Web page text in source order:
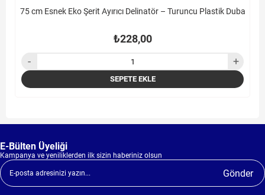
75 cm Esnek Eko Şerit Ayırıcı Delinatör – Turuncu Plastik Duba
₺228,00
SEPETE EKLE
E-Bülten Üyeliği
Kampanya ve yeniliklerden ilk sizin haberiniz olsun
Gönder